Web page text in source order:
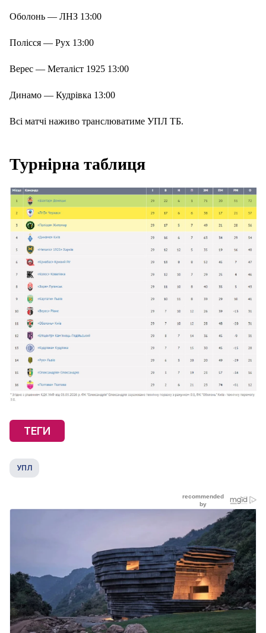
Оболонь — ЛНЗ 13:00
Полісся — Рух 13:00
Верес — Металіст 1925 13:00
Динамо — Кудрівка 13:00
Всі матчі наживо транслюватиме УПЛ ТБ.
Турнірна таблиця
ТЕГИ
УПЛ